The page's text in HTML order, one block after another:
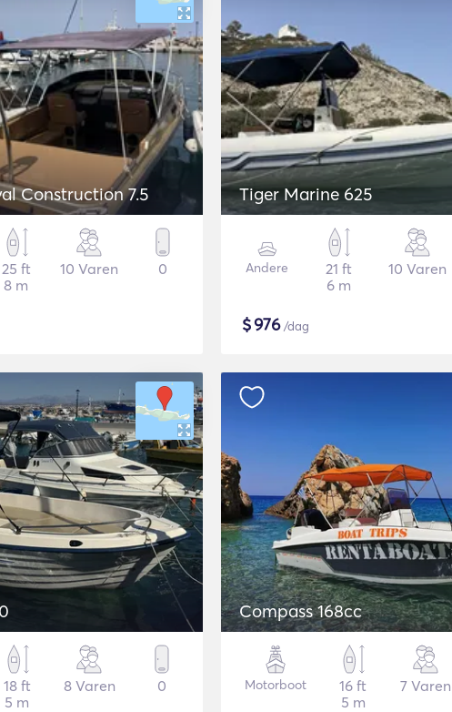
Construction 7.5
25 ft
8 m
10 Varen 0
Tiger Marine 625
Andere
21 ft
6 m
10 Varen
$976/dag
18 ft
5 m
8 Varen 0
Compass 168cc
Motorboot
16 ft
5 m
7 Varen